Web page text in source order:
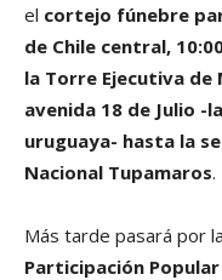
el cortejo fúnebre
de Chile central,
la Torre Ejecutiva de
avenida 18 de Julio
uruguaya- hasta la
Nacional Tupamaros.
Más tarde pasará por
Participación